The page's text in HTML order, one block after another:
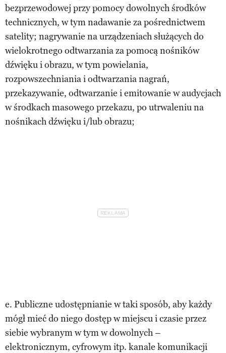
bezprzewodowej przy pomocy dowolnych środków
technicznych, w tym nadawanie za pośrednictwem
satelity; nagrywanie na urządzeniach służących do
wielokrotnego odtwarzania za pomocą nośników
dźwięku i obrazu, w tym powielania,
rozpowszechniania i odtwarzania nagrań,
przekazywanie, odtwarzanie i emitowanie w audycjach
w środkach masowego przekazu, po utrwaleniu na
nośnikach dźwięku i/lub obrazu;
e. Publiczne udostępnianie w taki sposób, aby każdy
mógł mieć do niego dostęp w miejscu i czasie przez
siebie wybranym w tym w dowolnych –
elektronicznym, cyfrowym itp. kanale komunikacji